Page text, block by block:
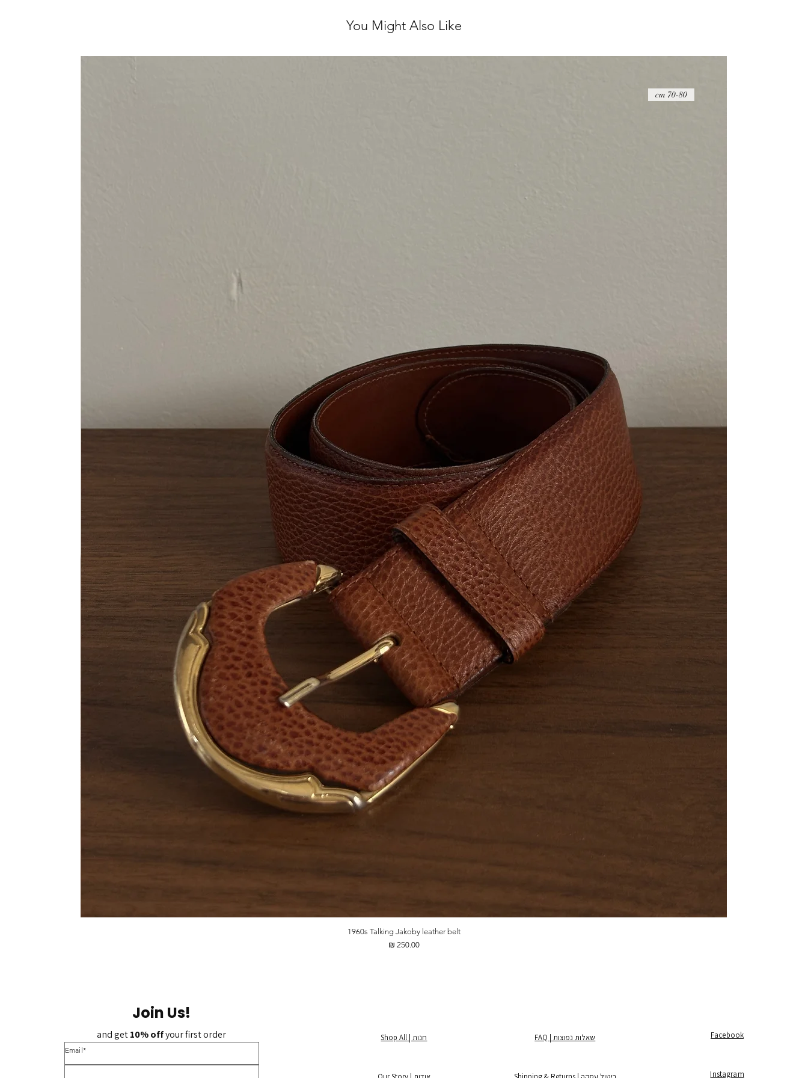
You Might Also Like
70-80 cm
1960s Talking Jakoby leather belt
מחיר
Join Us!
and get 10% off your first order
*Email
חנות | Shop All שאלות נפוצות | FAQ Facebook
Instagram